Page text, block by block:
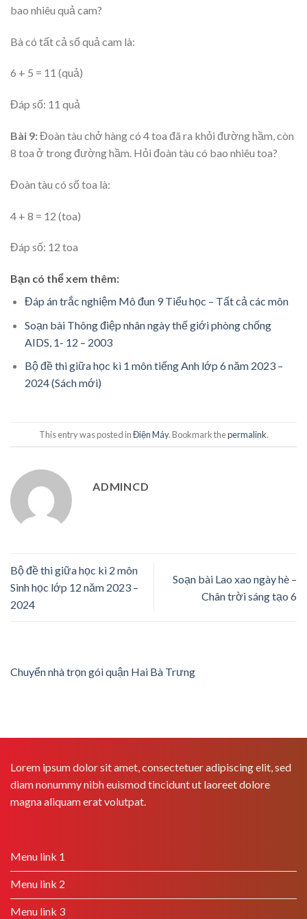
bao nhiêu quả cam?
Bà có tất cả số quả cam là:
6 + 5 = 11 (quả)
Đáp số: 11 quả
Bài 9:Đoàn tàu chở hàng có 4 toa đã ra khỏi đường hầm, còn
8 toa ở trong đường hầm. Hỏi đoàn tàu có bao nhiêu toa?
Đoàn tàu có số toa là:
4 + 8 = 12 (toa)
Đáp số: 12 toa
Bạn có thể xem thêm:
Đáp án trắc nghiệm Mô đun 9 Tiểu học – Tất cả các môn
Soạn bài Thông điệp nhân ngày thế giới phòng chống
AIDS, 1- 12 – 2003
Bộ đề thi giữa học kì 1 môn tiếng Anh lớp 6 năm 2023 –
2024 (Sách mới)
This entry was posted inĐiện Máy. Bookmark thepermalink.
ADMINCD
Bộ đề thi giữa học kì 2 môn
Sinh học lớp 12 năm 2023 –
2024
Soạn bài Lao xao ngày hè –
Chân trời sáng tạo 6
Chuyển nhà trọn gói quận Hai Bà Trưng
Lorem ipsum dolor sit amet, consectetuer adipiscing elit, sed
diam nonummy nibh euismod tincidunt ut laoreet dolore
magna aliquam erat volutpat.
Menu link 1
Menu link 2
Menu link 3